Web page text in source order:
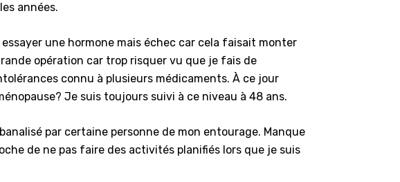
années.
essayer une hormone mais échec car cela faisait monter
opération car trop risquer vu que je fais de
connu à plusieurs médicaments. À ce jour
Je suis toujours suivi à ce niveau à 48 ans.
par certaine personne de mon entourage. Manque
de ne pas faire des activités planifiés lors que je suis